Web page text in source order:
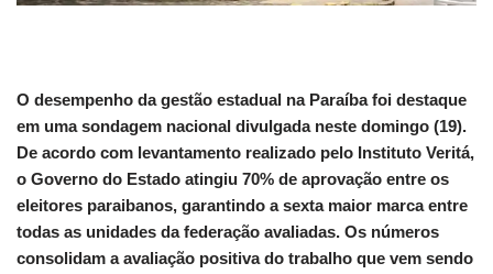
O desempenho da gestão estadual na Paraíba foi destaque
em uma sondagem nacional divulgada neste domingo (19).
De acordo com levantamento realizado pelo Instituto Veritá,
o Governo do Estado atingiu 70% de aprovação entre os
eleitores paraibanos, garantindo a sexta maior marca entre
todas as unidades da federação avaliadas. Os números
consolidam a avaliação positiva do trabalho que vem sendo